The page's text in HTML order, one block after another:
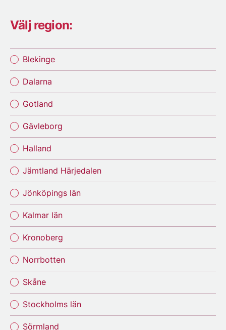
Välj region:
Blekinge
Dalarna
Gotland
Gävleborg
Halland
Jämtland Härjedalen
Jönköpings län
Kalmar län
Kronoberg
Norrbotten
Skåne
Stockholms län
Sörmland